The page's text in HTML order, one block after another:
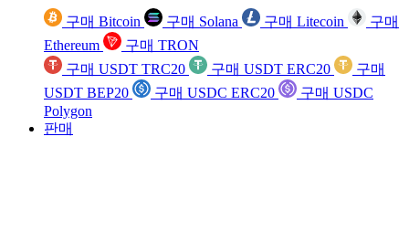
구매 Bitcoin 구매 Solana 구매 Litecoin
구매
Ethereum
구매 TRON
구매 USDT TRC20
구매 USDT ERC20
구매
USDT BEP20
구매 USDC ERC20
구매 USDC
Polygon
판매